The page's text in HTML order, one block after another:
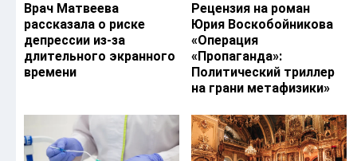
Врач Матвеева
рассказала о риске
депрессии из-за
длительного экранного
времени
Рецензия на роман
Юрия Воскобойникова
«Операция
«Пропаганда»:
Политический триллер
на грани метафизики»